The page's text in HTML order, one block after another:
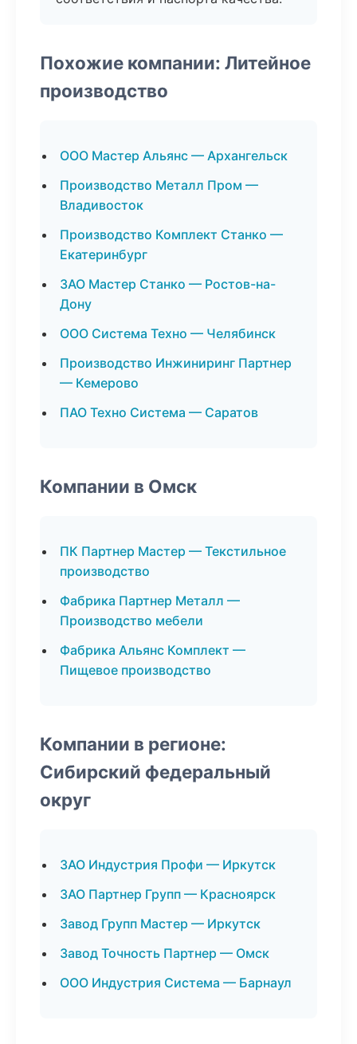
Похожие компании: Литейное
производство
ООО Мастер Альянс — Архангельск
Производство Металл Пром —
Владивосток
Производство Комплект Станко —
Екатеринбург
ЗАО Мастер Станко — Ростов-на-
Дону
ООО Система Техно — Челябинск
Производство Инжиниринг Партнер
— Кемерово
ПАО Техно Система — Саратов
Компании в Омск
ПК Партнер Мастер — Текстильное
производство
Фабрика Партнер Металл —
Производство мебели
Фабрика Альянс Комплект —
Пищевое производство
Компании в регионе:
Сибирский федеральный
округ
ЗАО Индустрия Профи — Иркутск
ЗАО Партнер Групп — Красноярск
Завод Групп Мастер — Иркутск
Завод Точность Партнер — Омск
ООО Индустрия Система — Барнаул